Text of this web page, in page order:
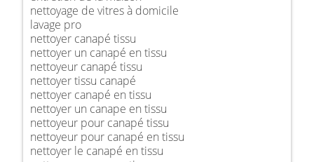
nettoyage de vitres à domicile
lavage pro
nettoyer canapé tissu
nettoyer un canapé en tissu
nettoyeur canapé tissu
nettoyer tissu canapé
nettoyer canapé en tissu
nettoyer un canape en tissu
nettoyeur pour canapé tissu
nettoyeur pour canapé en tissu
nettoyer le canapé en tissu